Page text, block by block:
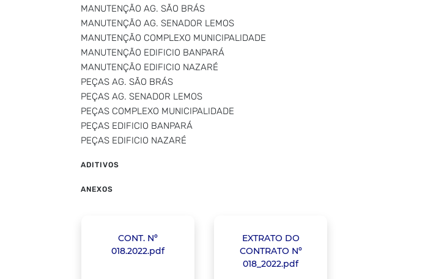
MANUTENÇÃO AG. SÃO BRÁS
MANUTENÇÃO AG. SENADOR LEMOS
MANUTENÇÃO COMPLEXO MUNICIPALIDADE
MANUTENÇÃO EDIFICIO BANPARÁ
MANUTENÇÃO EDIFICIO NAZARÉ
PEÇAS AG. SÃO BRÁS
PEÇAS AG. SENADOR LEMOS
PEÇAS COMPLEXO MUNICIPALIDADE
PEÇAS EDIFICIO BANPARÁ
PEÇAS EDIFICIO NAZARÉ
ADITIVOS
ANEXOS
CONT. Nº
018.2022.pdf
EXTRATO DO
CONTRATO Nº
018_2022.pdf